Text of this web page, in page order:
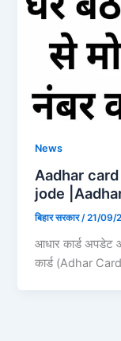
News
Aadhar
jode
बिहार सरकार/21/09/
आधार कार्ड अपडेट
कार्ड (Adhar